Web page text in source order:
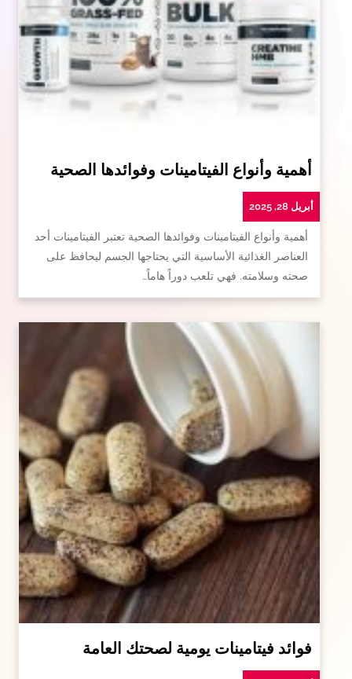
أهمية وأنواع الفيتامينات وفوائدها الصحية
أبريل 28, 2025
أهمية وأنواع الفيتامينات وفوائدها الصحية تعتبر الفيتامينات أحد
العناصر الغذائية الأساسية التي يحتاجها الجسم ليحافظ على
صحته وسلامته. فهي تلعب دوراً هاماً…
فوائد فيتامينات يومية لصحتك العامة